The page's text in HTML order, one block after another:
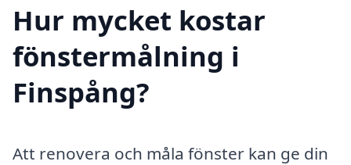
Hur mycket kostar
fönstermålning i
Finspång?
Att renovera och måla fönster kan ge din